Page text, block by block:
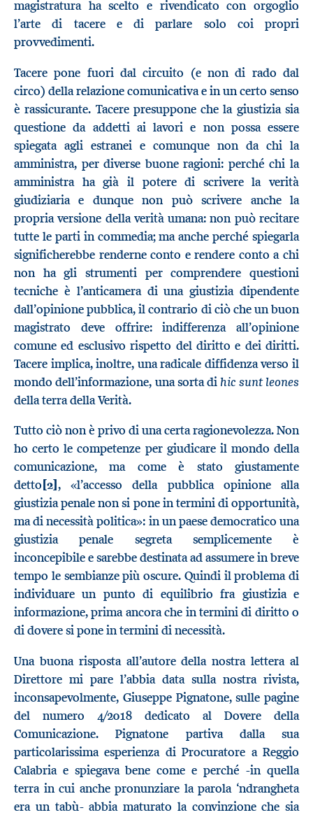
magistratura ha scelto e rivendicato con orgoglio
l’arte di tacere e di parlare solo coi propri
provvedimenti.
Tacere pone fuori dal circuito (e non di rado dal
circo) della relazione comunicativa e in un certo senso
è rassicurante. Tacere presuppone che la giustizia sia
questione da addetti ai lavori e non possa essere
spiegata agli estranei e comunque non da chi la
amministra, per diverse buone ragioni: perché chi la
amministra ha già il potere di scrivere la verità
giudiziaria e dunque non può scrivere anche la
propria versione della verità umana: non può recitare
tutte le parti in commedia; ma anche perché spiegarla
significherebbe renderne conto e rendere conto a chi
non ha gli strumenti per comprendere questioni
tecniche è l’anticamera di una giustizia dipendente
dall’opinione pubblica, il contrario di ciò che un buon
magistrato deve offrire: indifferenza all’opinione
comune ed esclusivo rispetto del diritto e dei diritti.
Tacere implica, inoltre, una radicale diffidenza verso il
mondo dell’informazione, una sorta dihic sunt leones
della terra della Verità.
Tutto ciò non è privo di una certa ragionevolezza. Non
ho certo le competenze per giudicare il mondo della
comunicazione, ma come è stato giustamente
detto [2], «l’accesso della pubblica opinione alla
giustizia penale non si pone in termini di opportunità,
ma di necessità politica»: in un paese democratico una
giustizia penale segreta semplicemente è
inconcepibile e sarebbe destinata ad assumere in breve
tempo le sembianze più oscure. Quindi il problema di
individuare un punto di equilibrio fra giustizia e
informazione, prima ancora che in termini di diritto o
di dovere si pone in termini di necessità.
Una buona risposta all’autore della nostra lettera al
Direttore mi pare l’abbia data sulla nostra rivista,
inconsapevolmente, Giuseppe Pignatone, sulle pagine
del numero 4/2018 dedicato al Dovere della
Comunicazione. Pignatone partiva dalla sua
particolarissima esperienza di Procuratore a Reggio
Calabria e spiegava bene come e perché -in quella
terra in cui anche pronunziare la parola ‘ndrangheta
era un tabù- abbia maturato la convinzione che sia